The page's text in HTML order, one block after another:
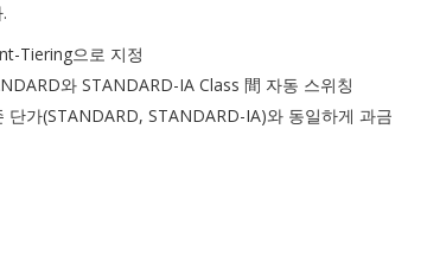
Tiering으로 지정
와 STANDARD-IA Class 間 자동 스위칭
단가(STANDARD, STANDARD-IA)와 동일하게 과금